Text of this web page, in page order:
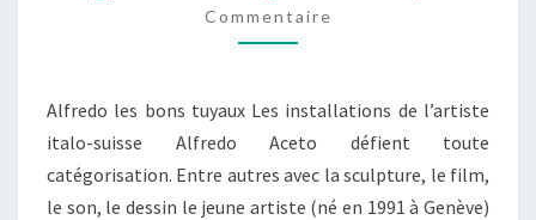
(EXPOSITION)
Commentaire
Alfredo les bons tuyaux Les installations de l’artiste
italo-suisse Alfredo Aceto défient toute
catégorisation. Entre autres avec la sculpture, le film,
le son, le dessin le jeune artiste (né en 1991 à Genève)